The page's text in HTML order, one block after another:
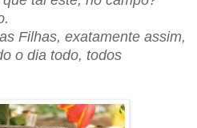
.
Filhas, exatamente assim,
o dia todo, todos